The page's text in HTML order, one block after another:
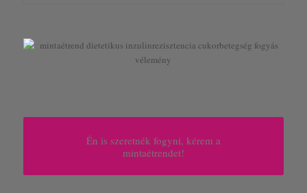
Én is szeretnék fogyni, kérem a
mintaétrendet!